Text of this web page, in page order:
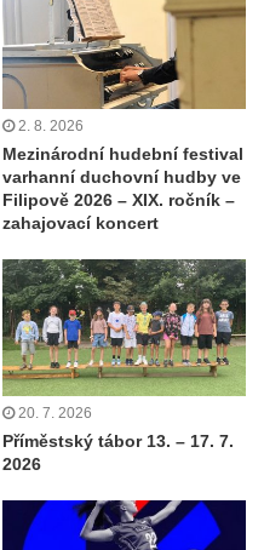
2. 8. 2026
Mezinárodní hudební festival
varhanní duchovní hudby ve
Filipově 2026 – XIX. ročník –
zahajovací koncert
20. 7. 2026
Příměstský tábor 13. – 17. 7.
2026